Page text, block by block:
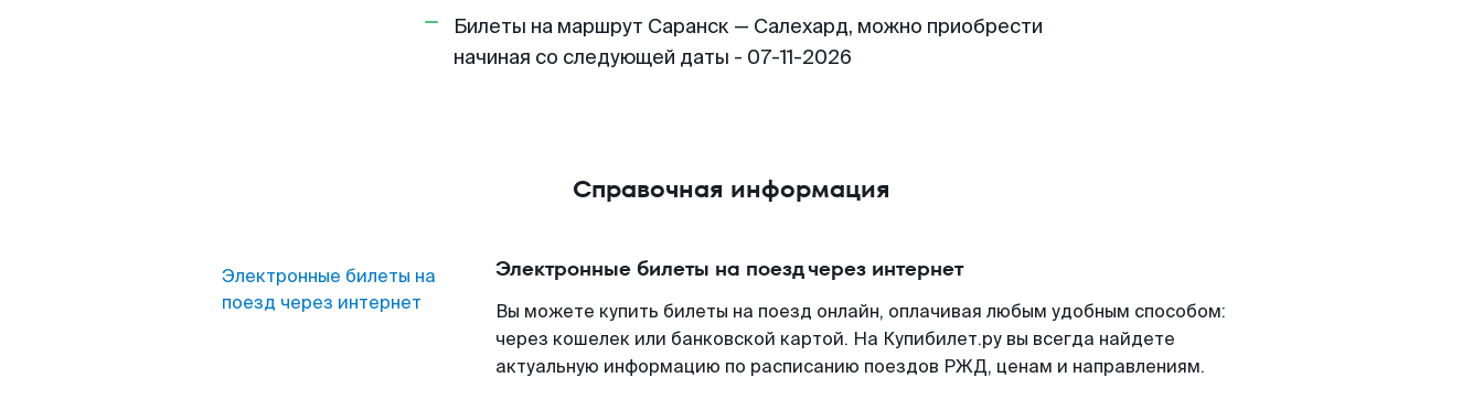
Билеты на маршрут Саранск — Салехард, можно приобрести
начиная со следующей даты - 07-11-2026
Справочная информация
Электронные билеты на
поезд через интернет
Электронные билеты на поезд через интернет
Вы можете купить билеты на поезд онлайн, оплачивая любым удобным способом:
через кошелек или банковской картой. На Купибилет.ру вы всегда найдете
актуальную информацию по расписанию поездов РЖД, ценам и направлениям.